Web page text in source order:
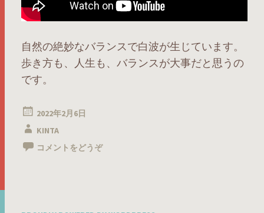
自然の絶妙なバランスで白波が生じています。
歩き方も、人生も、バランスが大事だと思うの
です。
2022年2月6日
KINTA
コメントをどうぞ